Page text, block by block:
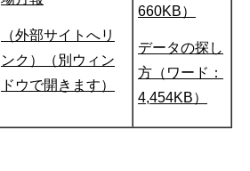
（外部サイトへリ
ンク）（別ウィン
ドウで開きます）
660KB）
データの探し
方（ワード：
4,454KB）